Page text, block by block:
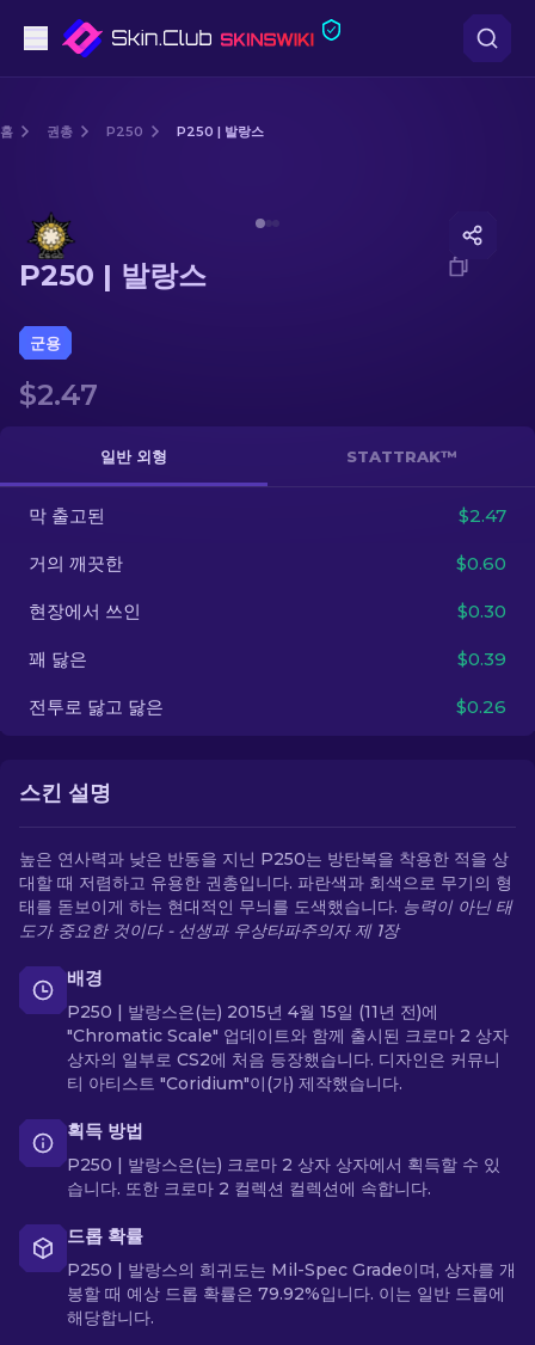
저격소총
장갑
케이스
기타
홈 권총 P250 P250 | 발랑스
P250 | 발랑스
군용
$2.47
일반 외형 STATTRAK™
막 출고된 $2.47
거의 깨끗한 $0.60
현장에서 쓰인 $0.30
꽤 닳은 $0.39
전투로 닳고 닳은 $0.26
스킨 설명
높은 연사력과 낮은 반동을 지닌 P250는 방탄복을 착용한 적을 상
대할 때 저렴하고 유용한 권총입니다. 파란색과 회색으로 무기의 형
태를 돋보이게 하는 현대적인 무늬를 도색했습니다. 능력이 아닌 태
도가 중요한 것이다 - 선생과 우상타파주의자 제 1장
배경
P250 | 발랑스은(는) 2015년 4월 15일 (11년 전)에
"Chromatic Scale" 업데이트와 함께 출시된 크로마 2 상자
상자의 일부로 CS2에 처음 등장했습니다. 디자인은 커뮤니
티 아티스트 "Coridium"이(가) 제작했습니다.
획득 방법
P250 | 발랑스은(는) 크로마 2 상자 상자에서 획득할 수 있
습니다. 또한 크로마 2 컬렉션 컬렉션에 속합니다.
드롭 확률
P250 | 발랑스의 희귀도는 Mil-Spec Grade이며, 상자를 개
봉할 때 예상 드롭 확률은 79.92%입니다. 이는 일반 드롭에
해당합니다.